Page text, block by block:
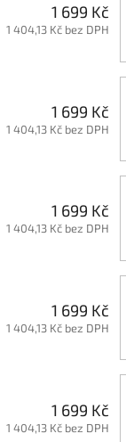
1 699 Kč
1 404,13 Kč bez DPH
1 699 Kč
1 404,13 Kč bez DPH
1 699 Kč
1 404,13 Kč bez DPH
1 699 Kč
1 404,13 Kč bez DPH
1 699 Kč
1 404,13 Kč bez DPH